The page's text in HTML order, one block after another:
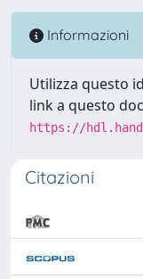
Informazioni
Utilizza questo
link a questo
https://
Citazioni